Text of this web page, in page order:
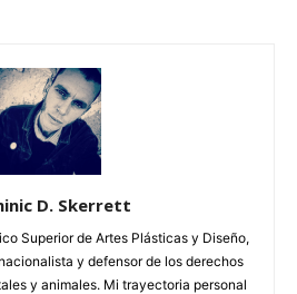
D. Skerrett
Superior de Artes Plásticas y Diseño,
y defensor de los derechos
y animales. Mi trayectoria personal